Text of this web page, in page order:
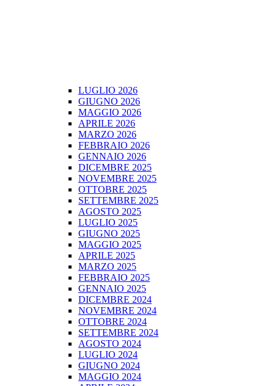
LUGLIO 2026
GIUGNO 2026
MAGGIO 2026
APRILE 2026
MARZO 2026
FEBBRAIO 2026
GENNAIO 2026
DICEMBRE 2025
NOVEMBRE 2025
OTTOBRE 2025
SETTEMBRE 2025
AGOSTO 2025
LUGLIO 2025
GIUGNO 2025
MAGGIO 2025
APRILE 2025
MARZO 2025
FEBBRAIO 2025
GENNAIO 2025
DICEMBRE 2024
NOVEMBRE 2024
OTTOBRE 2024
SETTEMBRE 2024
AGOSTO 2024
LUGLIO 2024
GIUGNO 2024
MAGGIO 2024